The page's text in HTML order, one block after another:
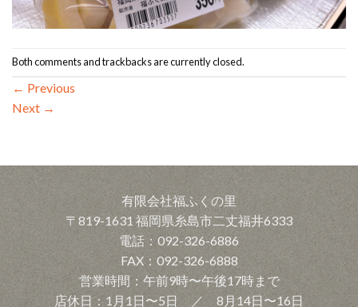
Both comments and trackbacks are currently closed.
← Previous
Next →
有限会社福ふくの里
〒819-1631 福岡県糸島市二丈福井6333
電話：092-326-6886
FAX：092-326-6888
営業時間：午前9時〜午後17時まで
店休日：1月1日〜5日 ／ 8月14日〜16日